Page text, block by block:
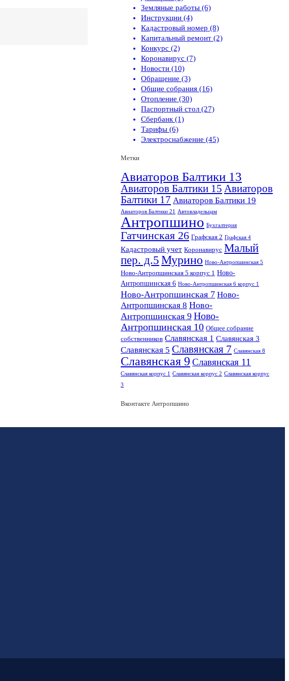
Земляные работы (6)
Инструкции (4)
Кадастровый номер (8)
Капитальный ремонт (2)
Конкурс (2)
Коронавирус (7)
Новости (10)
Обращение (3)
Общие собрания (16)
Отопление (30)
Паспортный стол (27)
Сбербанк (1)
Тарифы (6)
Электроснабжение (45)
Метки
Авиаторов Балтики 13
Авиаторов Балтики 15 Авиаторов
Балтики 17 Авиаторов Балтики 19
Авиаторов Балтики 21 Автовладельцам
Антропшино Бухгалтерия
Гатчинская 26 Графская 2 Графская 4
Кадастровый учет Коронавирус Малый
пер. д.5Мурино Ново-Антропшинская 5
Ново-Антропшинская 5 корпус 1 Ново-
Антропшинская 6 Ново-Антропшинская 6 корпус 1
Ново-Антропшинская 7 Ново-
Антропшинская 8 Ново-
Антропшинская 9 Ново-
Антропшинская 10 Общее собрание
собственников Славянская 1 Славянская 3
Славянская 5 Славянская 7 Славянская 8
Славянская 9 Славянская 11
Славянская корпус 1 Славянская корпус 2 Славянская корпус
3
Вконтакте Антропшино